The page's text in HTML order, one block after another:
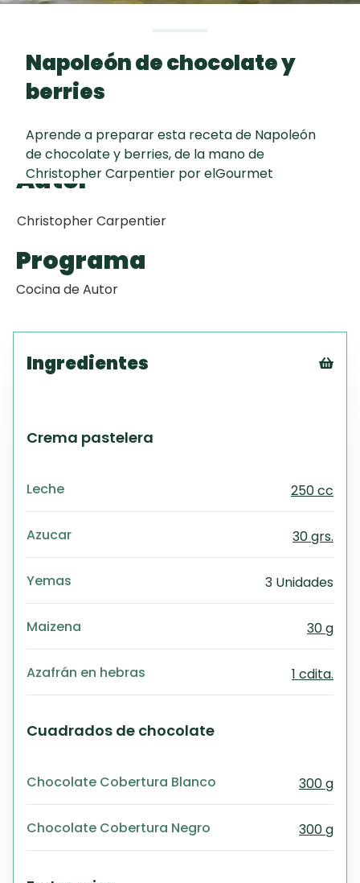
Chispas de
Chocolate
Red Velvet
Napoleón de chocolate y
berries
Aprende a preparar esta receta de Napoleón
de chocolate y berries, de la mano de
Christopher Carpentier por elGourmet
Autor
Christopher Carpentier
Programa
Cocina de Autor
Ingredientes
Crema pastelera
Leche 250 cc
Azucar 30 grs.
Yemas 3 Unidades
Maizena 30 g
Azafrán en hebras 1 cdita.
Cuadrados de chocolate
Chocolate Cobertura Blanco 300 g
Chocolate Cobertura Negro 300 g